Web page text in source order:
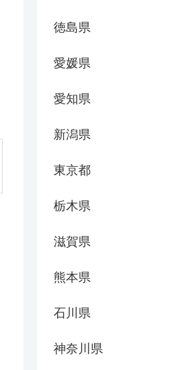
徳島県
愛媛県
愛知県
新潟県
東京都
栃木県
滋賀県
熊本県
石川県
神奈川県